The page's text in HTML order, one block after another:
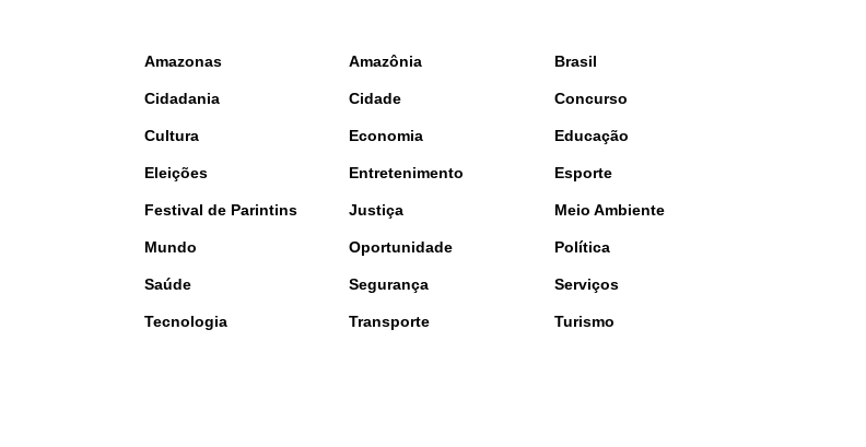
Amazonas Amazônia Brasil
Cidadania Cidade Concurso
Cultura Economia Educação
Eleições Entretenimento Esporte
Festival de Parintins Justiça Meio Ambiente
Mundo Oportunidade Política
Saúde Segurança Serviços
Tecnologia Transporte Turismo